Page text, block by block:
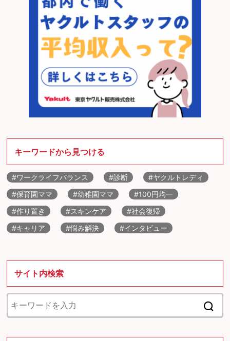
キーワードから見つける
#ワークライフバランス #診断
#ヤクルトレディ
#保育園ママ
#幼稚園ママ
#100円均一
#作り置き
#スキンケア
#社会復帰
#キャリア
#悩み解決 #インタビュー
サイト内検索